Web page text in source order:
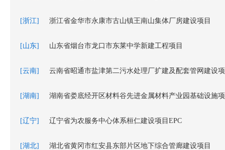
[浙江] 浙江省金华市永康市古山镇王南山集体厂房建设项目
[山东] 山东省烟台市龙口市东莱中学新建工程项目
[云南] 云南省昭通市盐津第二污水处理厂扩建及配套管网建设
[湖南] 湖南省娄底经开区材料谷先进金属材料产业园基础设施
[辽宁] 辽宁省为农服务中心体系桓仁建设项目EPC
[湖北] 湖北省黄冈市红安县东部片区地下综合管廊建设项目